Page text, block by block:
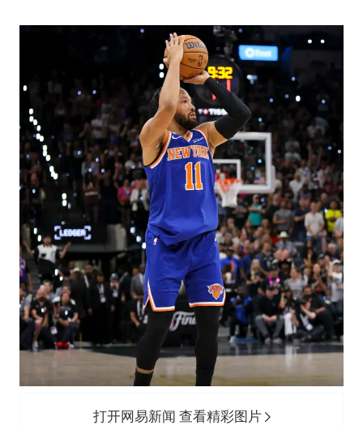
打开网易新闻 查看精彩图片